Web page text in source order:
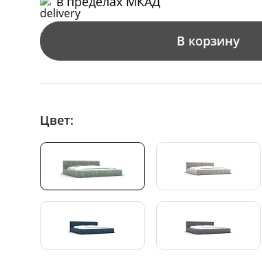
В корзину
Цвет: